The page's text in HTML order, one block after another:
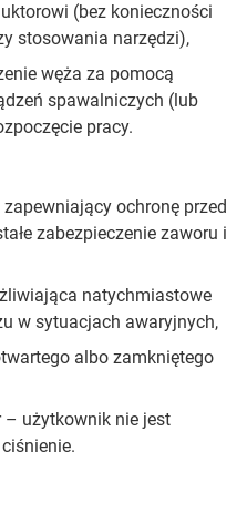
(bez konieczności
stosowania narzędzi),
węża za pomocą
spawalniczych (lub
pracy.
ochronę przed
zabezpieczenie zaworu i
natychmiastowe
w sytuacjach awaryjnych,
albo zamkniętego
– użytkownik nie jest